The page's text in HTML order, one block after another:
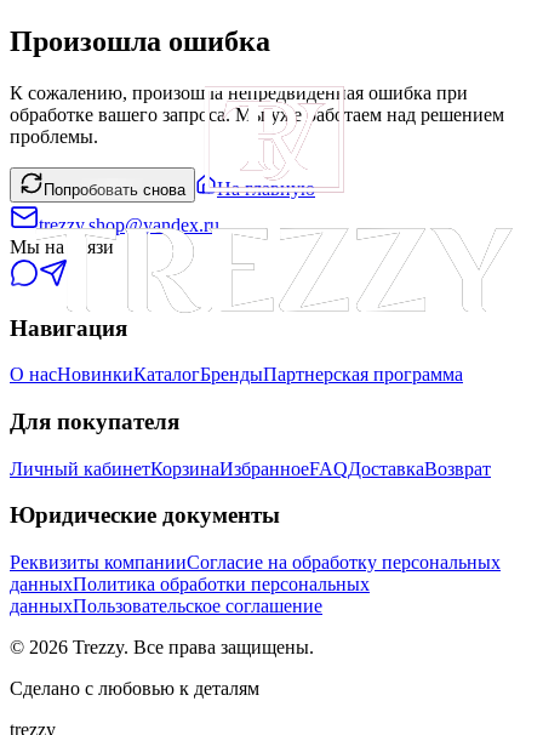
Произошла ошибка
К сожалению, произошла непредвиденная ошибка при
обработке вашего запроса. Мы уже работаем над решением
проблемы.
Попробовать снова
На главную
trezzy.shop@yandex.ru
Мы на связи
Навигация
О насНовинкиКаталогБрендыПартнерская программа
Для покупателя
Личный кабинетКорзинаИзбранноеFAQДоставкаВозврат
Юридические документы
Реквизиты компанииСогласие на обработку персональных
данныхПолитика обработки персональных
данныхПользовательское соглашение
© 2026 Trezzy. Все права защищены.
Сделано с любовью к деталям
trezzy